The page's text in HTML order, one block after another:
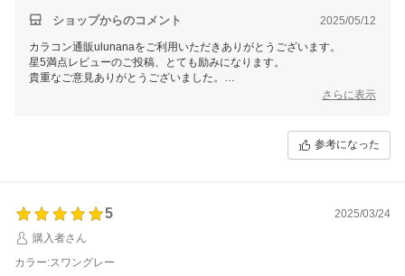
ショップからのコメント 2025/05/12
カラコン通販ulunanaをご利用いただきありがとうございます。
星5満点レビューのご投稿、とても励みになります。
貴重なご意見ありがとうございました。
さらに表示
参考になった
5
2025/03/24
購入者さん
カラー:スワングレー